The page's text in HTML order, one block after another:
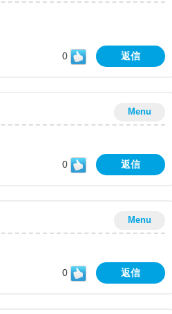
0 返信
Menu
0 返信
Menu
0 返信